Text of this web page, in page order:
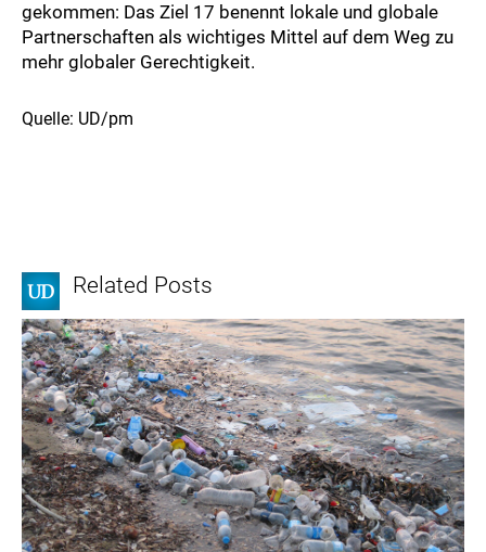
gekommen: Das Ziel 17 benennt lokale und globale
Partnerschaften als wichtiges Mittel auf dem Weg zu
mehr globaler Gerechtigkeit.
Quelle: UD/pm
Related Posts